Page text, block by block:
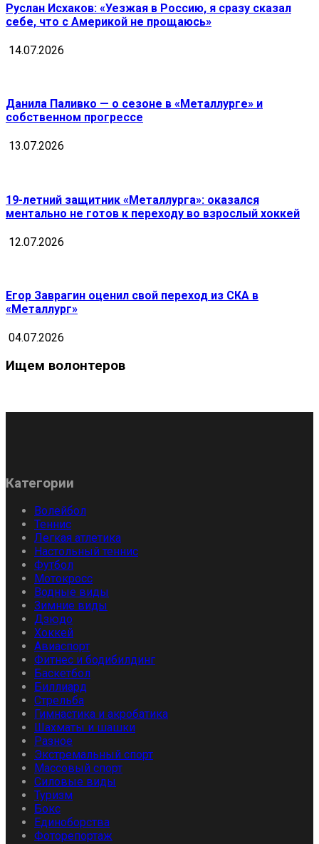
Руслан Исхаков: «Уезжая в Россию, я сразу сказал
себе, что с Америкой не прощаюсь»
14.07.2026
Данила Паливко — о сезоне в «Металлурге» и
собственном прогрессе
13.07.2026
19-летний защитник «Металлурга»: оказался
ментально не готов к переходу во взрослый хоккей
12.07.2026
Егор Заврагин оценил свой переход из СКА в
«Металлург»
04.07.2026
Ищем волонтеров
Категории
Волейбол
Теннис
Легкая атлетика
Настольный теннис
Футбол
Мотокросс
Водные виды
Зимние виды
Дзюдо
Хоккей
Авиаспорт
Фитнес и бодибилдинг
Баскетбол
Биллиард
Стрельба
Гимнастика и акробатика
Шахматы и шашки
Разное
Экстремальный спорт
Массовый спорт
Силовые виды
Туризм
Бокс
Единоборства
Фоторепортаж